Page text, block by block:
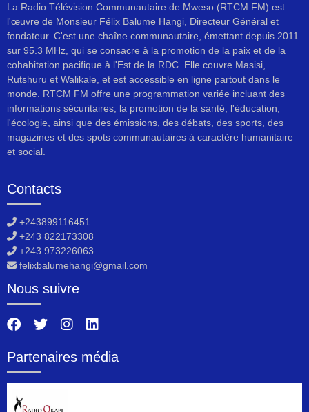
La Radio Télévision Communautaire de Mweso (RTCM FM) est
l'œuvre de Monsieur Félix Balume Hangi, Directeur Général et
fondateur. C'est une chaîne communautaire, émettant depuis 2011
sur 95.3 MHz, qui se consacre à la promotion de la paix et de la
cohabitation pacifique à l'Est de la RDC. Elle couvre Masisi,
Rutshuru et Walikale, et est accessible en ligne partout dans le
monde. RTCM FM offre une programmation variée incluant des
informations sécuritaires, la promotion de la santé, l'éducation,
l'écologie, ainsi que des émissions, des débats, des sports, des
magazines et des spots communautaires à caractère humanitaire
et social.
Contacts
+243899116451
+243 822173308
+243 973226063
felixbalumehangi@gmail.com
Nous suivre
Partenaires média